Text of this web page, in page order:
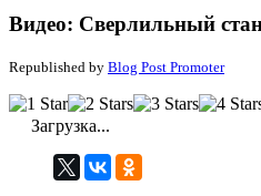
Видео: Сверлильный
Republished by Blog Post Promoter
Загрузка...